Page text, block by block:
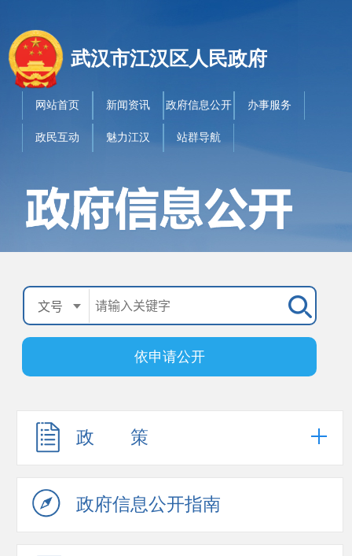
武汉市江汉区人民政府
依申请公开
网站首页 新闻资讯 政府信息公开 办事服务
政民互动 魅力江汉 站群导航
政 策
政府信息公开指南